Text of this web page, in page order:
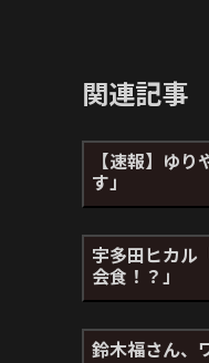
関連記事
【速報】ゆ
す」
宇多田ヒカル
会食！？」
鈴木福さん、